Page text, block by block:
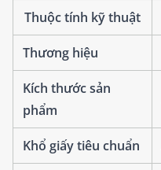
Thuộc tính kỹ thuật
Thương hiệu
Kích thước sản
phẩm
Khổ giấy tiêu chuẩn